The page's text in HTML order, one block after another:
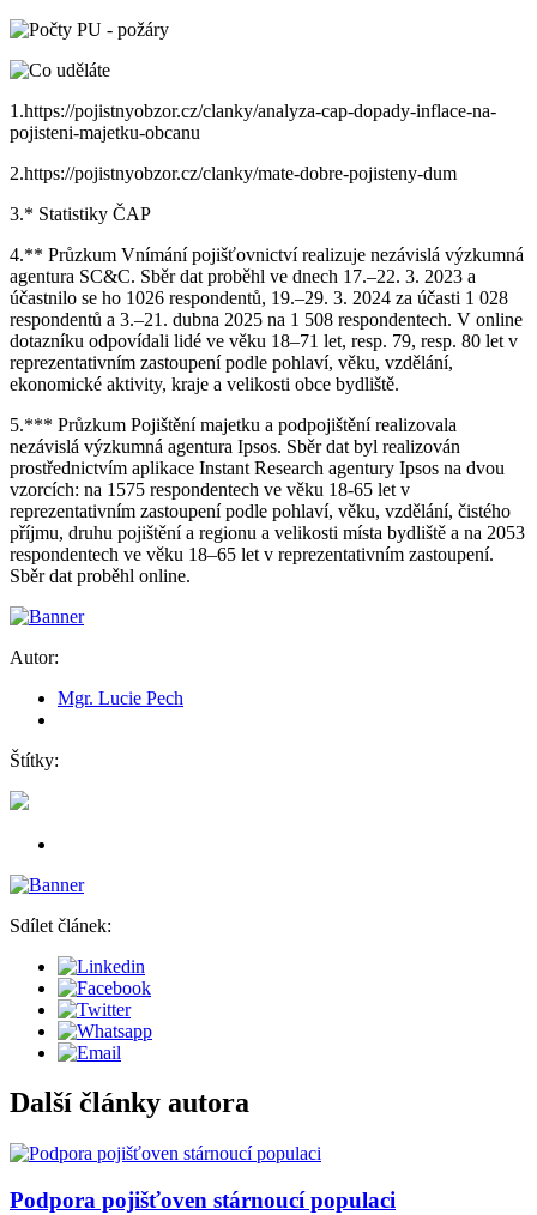
1.https://pojistnyobzor.cz/clanky/analyza-cap-dopady-inflace-na-
pojisteni-majetku-obcanu
2.https://pojistnyobzor.cz/clanky/mate-dobre-pojisteny-dum
3.* Statistiky ČAP
4.** Průzkum Vnímání pojišťovnictví realizuje nezávislá výzkumná
agentura SC&C. Sběr dat proběhl ve dnech 17.–22. 3. 2023 a
účastnilo se ho 1026 respondentů, 19.–29. 3. 2024 za účasti 1 028
respondentů a 3.–21. dubna 2025 na 1 508 respondentech. V online
dotazníku odpovídali lidé ve věku 18–71 let, resp. 79, resp. 80 let v
reprezentativním zastoupení podle pohlaví, věku, vzdělání,
ekonomické aktivity, kraje a velikosti obce bydliště.
5.*** Průzkum Pojištění majetku a podpojištění realizovala
nezávislá výzkumná agentura Ipsos. Sběr dat byl realizován
prostřednictvím aplikace Instant Research agentury Ipsos na dvou
vzorcích: na 1575 respondentech ve věku 18-65 let v
reprezentativním zastoupení podle pohlaví, věku, vzdělání, čistého
příjmu, druhu pojištění a regionu a velikosti místa bydliště a na 2053
respondentech ve věku 18–65 let v reprezentativním zastoupení.
Sběr dat proběhl online.
Autor:
Mgr. Lucie Pech
Štítky:
Sdílet článek:
Další články autora
Podpora pojišťoven stárnoucí populaci